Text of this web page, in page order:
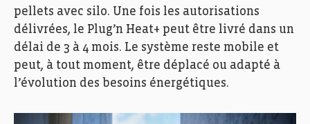
pellets avec silo. Une fois les autorisations
délivrées, le Plug’n Heat+ peut être livré dans un
délai de 3 à 4 mois. Le système reste mobile et
peut, à tout moment, être déplacé ou adapté à
l’évolution des besoins énergétiques.